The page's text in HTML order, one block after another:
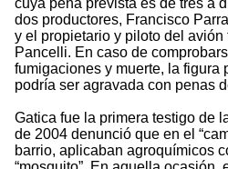
cuya pena prevista es de tres a
dos productores, Francisco
y el propietario y piloto del
Pancelli. En caso de
fumigaciones y muerte, la figura
podría ser agravada con penas
Gatica fue la primera testigo de
de 2004 denunció que en el
barrio, aplicaban agroquímicos